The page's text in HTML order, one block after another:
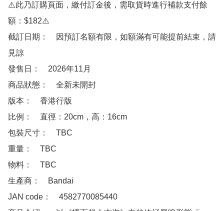
⚠️此乃訂購頁面，繳付訂金後，需取貨時進行補款支付餘
額：$182⚠️
截訂日期：　因預訂名額有限，如額滿有可能提前結束，請
見諒
發售日：　2026年11月
商品狀態：　全新未開封
版本：　香港行版
比例：　直徑：20cm，高：16cm
包裝尺寸：　TBC
重量：　TBC
物料：　TBC
生產商：　Bandai
JAN code：　4582770085440